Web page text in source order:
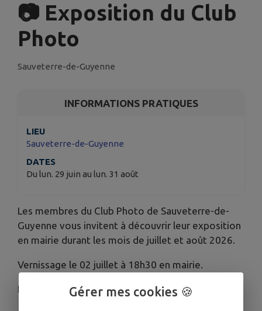
📷 Exposition du Club
Photo
Sauveterre-de-Guyenne
INFORMATIONS PRATIQUES
LIEU
Sauveterre-de-Guyenne
DATES
Du lun. 29 juin au lun. 31 août
Les membres du Club Photo de Sauveterre-de-
Guyenne vous invitent à découvrir leur exposition
en mairie durant les mois de juillet et août 2026.
Vernissage le 02 juillet à 18h30 en mairie.
Nous vous attendons nombreux !
Gérer mes cookies 🍪